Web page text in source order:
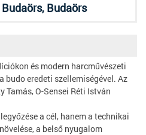
Budaörs
és modern harcművészeti
budo eredeti szellemiségével. Az
Tamás, O-Sensei Réti István
a cél, hanem a technikai
a belső nyugalom